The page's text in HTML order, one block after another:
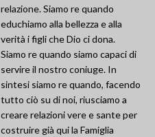
relazione. Siamo re quando
educhiamo alla bellezza e alla
verità i figli che Dio ci dona.
Siamo re quando siamo capaci di
servire il nostro coniuge. In
sintesi siamo re quando, facendo
tutto ciò su di noi, riusciamo a
creare relazioni vere e sante per
costruire già qui la Famiglia